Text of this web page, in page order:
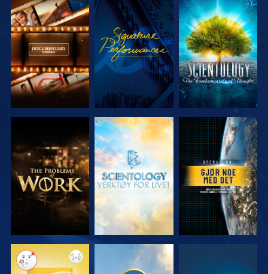
UTFORSK
SERIEN
SE
UTFORSK
SERIEN
UTFORSK
SERIEN
UTFORSK
SERIEN
SE